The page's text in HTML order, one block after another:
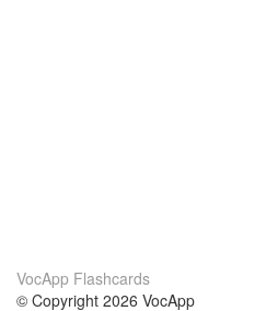
VocApp Flashcards
© Copyright 2026 VocApp